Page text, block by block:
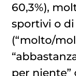
60,3%),
sportivi o
(“molto/
per niente”